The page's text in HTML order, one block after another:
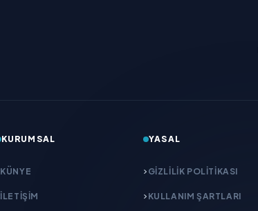
KURUMSAL
KÜNYE
İLETIŞIM
YASAL
GIZLILIK POLITIKASI
KULLANIM ŞARTLARI